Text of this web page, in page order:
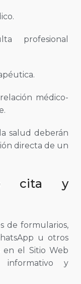
profesional
médico-
salud deberán
directa de un
cita y
de formularios,
u otros
en el Sitio Web
informativo y